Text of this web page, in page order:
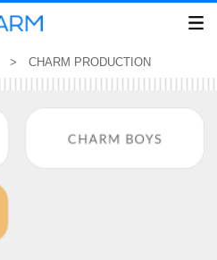
> CHARM PRODUCTION